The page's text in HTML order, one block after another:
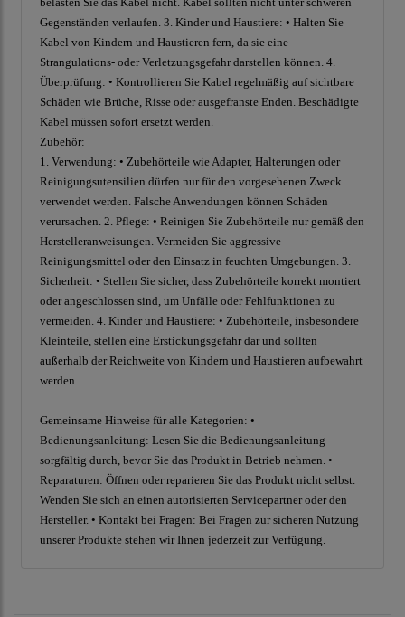
Gegenständen verlaufen. 3. Kinder und Haustiere: • Halten Sie
Kabel von Kindern und Haustieren fern, da sie eine
Strangulations- oder Verletzungsgefahr darstellen können. 4.
Überprüfung: • Kontrollieren Sie Kabel regelmäßig auf sichtbare
Schäden wie Brüche, Risse oder ausgefranste Enden. Beschädigte
Kabel müssen sofort ersetzt werden.
Zubehör:
1. Verwendung: • Zubehörteile wie Adapter, Halterungen oder
Reinigungsutensilien dürfen nur für den vorgesehenen Zweck
verwendet werden. Falsche Anwendungen können Schäden
verursachen. 2. Pflege: • Reinigen Sie Zubehörteile nur gemäß den
Herstelleranweisungen. Vermeiden Sie aggressive
Reinigungsmittel oder den Einsatz in feuchten Umgebungen. 3.
Sicherheit: • Stellen Sie sicher, dass Zubehörteile korrekt montiert
oder angeschlossen sind, um Unfälle oder Fehlfunktionen zu
vermeiden. 4. Kinder und Haustiere: • Zubehörteile, insbesondere
Kleinteile, stellen eine Erstickungsgefahr dar und sollten
außerhalb der Reichweite von Kindern und Haustieren aufbewahrt
werden.
Gemeinsame Hinweise für alle Kategorien: •
Bedienungsanleitung: Lesen Sie die Bedienungsanleitung
sorgfältig durch, bevor Sie das Produkt in Betrieb nehmen. •
Reparaturen: Öffnen oder reparieren Sie das Produkt nicht selbst.
Wenden Sie sich an einen autorisierten Servicepartner oder den
Hersteller. • Kontakt bei Fragen: Bei Fragen zur sicheren Nutzung
unserer Produkte stehen wir Ihnen jederzeit zur Verfügung.